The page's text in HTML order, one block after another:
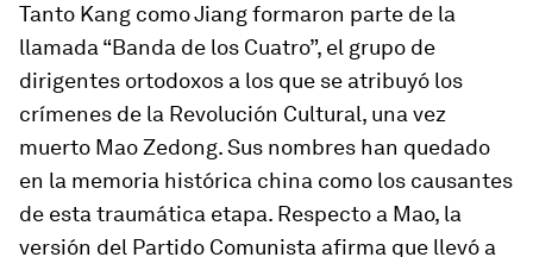
Tanto Kang como Jiang formaron parte de la
llamada “Banda de los Cuatro”, el grupo de
dirigentes ortodoxos a los que se atribuyó los
crímenes de la Revolución Cultural, una vez
muerto Mao Zedong. Sus nombres han quedado
en la memoria histórica china como los causantes
de esta traumática etapa. Respecto a Mao, la
versión del Partido Comunista afirma que llevó a